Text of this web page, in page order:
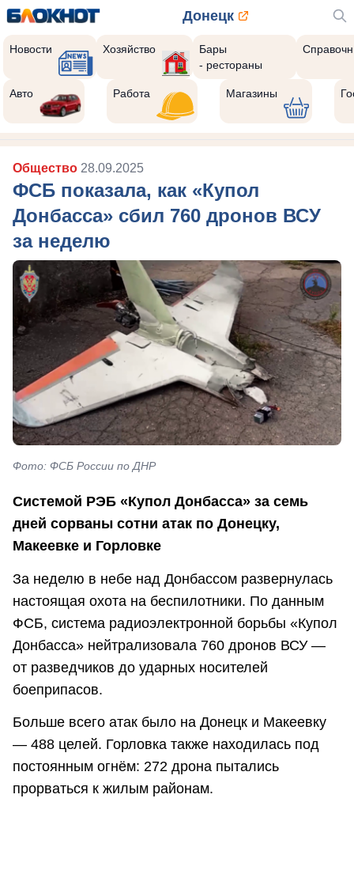
Донецк
Новости Хозяйство
Бары
- рестораны
Авто Работа Магазины
Общество 28.09.2025
ФСБ показала, как «Купол
Донбасса» сбил 760 дронов ВСУ
за неделю
Фото: ФСБ России по ДНР
Системой РЭБ «Купол Донбасса» за семь
дней сорваны сотни атак по Донецку,
Макеевке и Горловке
За неделю в небе над Донбассом развернулась
настоящая охота на беспилотники. По данным
ФСБ, система радиоэлектронной борьбы «Купол
Донбасса» нейтрализовала 760 дронов ВСУ —
от разведчиков до ударных носителей
боеприпасов.
Больше всего атак было на Донецк и Макеевку
— 488 целей. Горловка также находилась под
постоянным огнём: 272 дрона пытались
прорваться к жилым районам.